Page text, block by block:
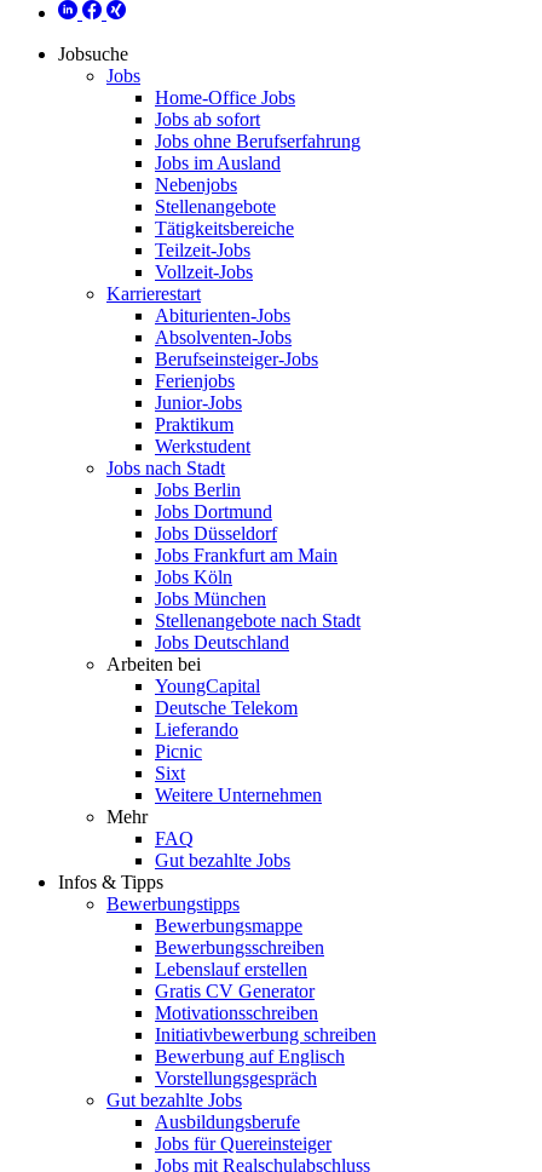
Jobsuche
Jobs
Home-Office Jobs
Jobs ab sofort
Jobs ohne Berufserfahrung
Jobs im Ausland
Nebenjobs
Stellenangebote
Tätigkeitsbereiche
Teilzeit-Jobs
Vollzeit-Jobs
Karrierestart
Abiturienten-Jobs
Absolventen-Jobs
Berufseinsteiger-Jobs
Ferienjobs
Junior-Jobs
Praktikum
Werkstudent
Jobs nach Stadt
Jobs Berlin
Jobs Dortmund
Jobs Düsseldorf
Jobs Frankfurt am Main
Jobs Köln
Jobs München
Stellenangebote nach Stadt
Jobs Deutschland
Arbeiten bei
YoungCapital
Deutsche Telekom
Lieferando
Picnic
Sixt
Weitere Unternehmen
Mehr
FAQ
Gut bezahlte Jobs
Infos & Tipps
Bewerbungstipps
Bewerbungsmappe
Bewerbungsschreiben
Lebenslauf erstellen
Gratis CV Generator
Motivationsschreiben
Initiativbewerbung schreiben
Bewerbung auf Englisch
Vorstellungsgespräch
Gut bezahlte Jobs
Ausbildungsberufe
Jobs für Quereinsteiger
Jobs mit Realschulabschluss